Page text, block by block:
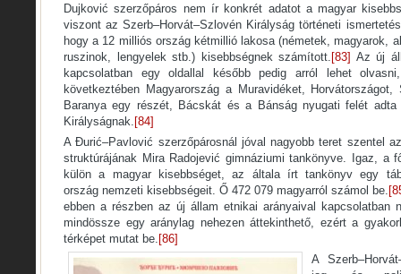
Dujković szerzőpáros nem ír konkrét adatot a magyar
viszont az Szerb–Horvát–Szlovén Királyság történeti
hogy a 12 milliós ország kétmillió lakosa (németek, magyarok,
ruszinok, lengyelek stb.) kisebbségnek számított. [83] Az új
kapcsolatban egy oldallal később pedig arról lehet
következtében Magyarország a Muravidéket,
Baranya egy részét, Bácskát és a Bánság nyugati felét adta
Királyságnak. [84]
A Đurić–Pavlović szerzőpárosnál jóval nagyobb teret szentel
struktúrájának Mira Radojević gimnáziumi tankönyve. Igaz, a
külön a magyar kisebbséget, az általa írt tankönyv egy
ország nemzeti kisebbségeit. Ő 472 079 magyarról számol be.
ebben a részben az új állam etnikai arányaival kapcsolatban
mindössze egy aránylag nehezen áttekinthető, ezért a
térképet mutat be. [86]
A